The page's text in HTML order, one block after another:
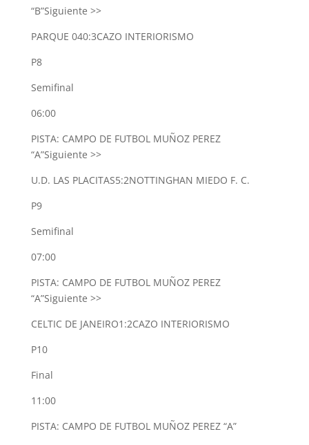
“B”Siguiente >>
PARQUE 040:3CAZO INTERIORISMO
P8
Semifinal
06:00
PISTA: CAMPO DE FUTBOL MUÑOZ PEREZ
“A”Siguiente >>
U.D. LAS PLACITAS5:2NOTTINGHAN MIEDO F. C.
P9
Semifinal
07:00
PISTA: CAMPO DE FUTBOL MUÑOZ PEREZ
“A”Siguiente >>
CELTIC DE JANEIRO1:2CAZO INTERIORISMO
P10
Final
11:00
PISTA: CAMPO DE FUTBOL MUÑOZ PEREZ “A”